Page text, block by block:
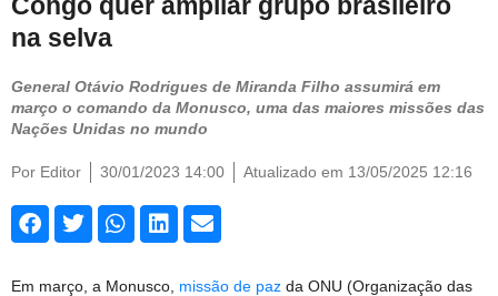
na selva
General Otávio Rodrigues de Miranda Filho assumirá em
março o comando da Monusco, uma das maiores missões das
Nações Unidas no mundo
Por Editor 30/01/2023 14:00 Atualizado em 13/05/2025 12:16
Em março, a Monusco, missão de paz da ONU (Organização das